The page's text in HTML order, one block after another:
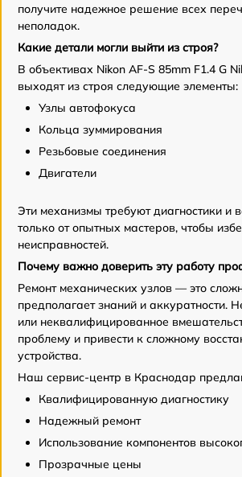
получите надежное решение всех
неполадок.
Какие детали могли выйти из строя?
В объективах Nikon AF-S 85mm F1.4 G
выходят из строя следующие элементы:
Узлы автофокуса
Кольца зуммирования
Резьбовые соединения
Двигатели
Эти механизмы требуют диагностики и
только от опытных мастеров, чтобы
неисправностей.
Почему важно доверить эту работу
Ремонт механических узлов — это
предполагает знаний и аккуратности.
или неквалифицированное
проблему и привести к сложному
устройства.
Наш сервис-центр в Краснодар
Квалифицированную диагностику
Надежный ремонт
Использование компонентов
Прозрачные цены